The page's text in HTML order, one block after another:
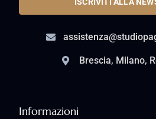
Informazioni
ISCRIVITI ALLA
Brescia, Milano,